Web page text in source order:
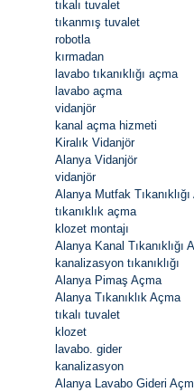
tıkalı tuvalet
tıkanmış tuvalet
robotla
kırmadan
lavabo tıkanıklığı açma
lavabo açma
vidanjör
kanal açma hizmeti
Kiralık Vidanjör
Alanya Vidanjör
vidanjör
Alanya Mutfak
tıkanıklık açma
klozet montajı
Alanya Kanal Tıkanıklığı
kanalizasyon tıkanıklığı
Alanya Pimaş Açma
Alanya Tıkanıklık Açma
tıkalı tuvalet
klozet
lavabo. gider
kanalizasyon
Alanya Lavabo Gideri